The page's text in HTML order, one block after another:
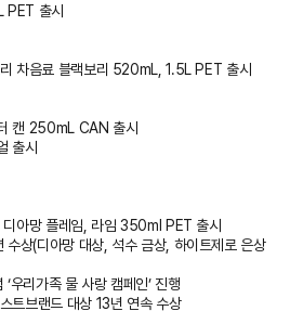
PET 출시
차음료 블랙보리 520mL, 1.5L PET 출시
캔 250mL CAN 출시
출시
디아망 플레임, 라임 350ml PET 출시
수상(디아망 대상, 석수 금상, 하이트제로 은상
우리가족 물 사랑 캠페인’ 진행
트브랜드 대상 13년 연속 수상